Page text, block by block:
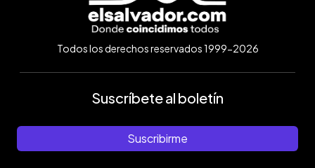
Todos los derechos reservados 1999-2026
Suscríbete al boletín
Suscribirme